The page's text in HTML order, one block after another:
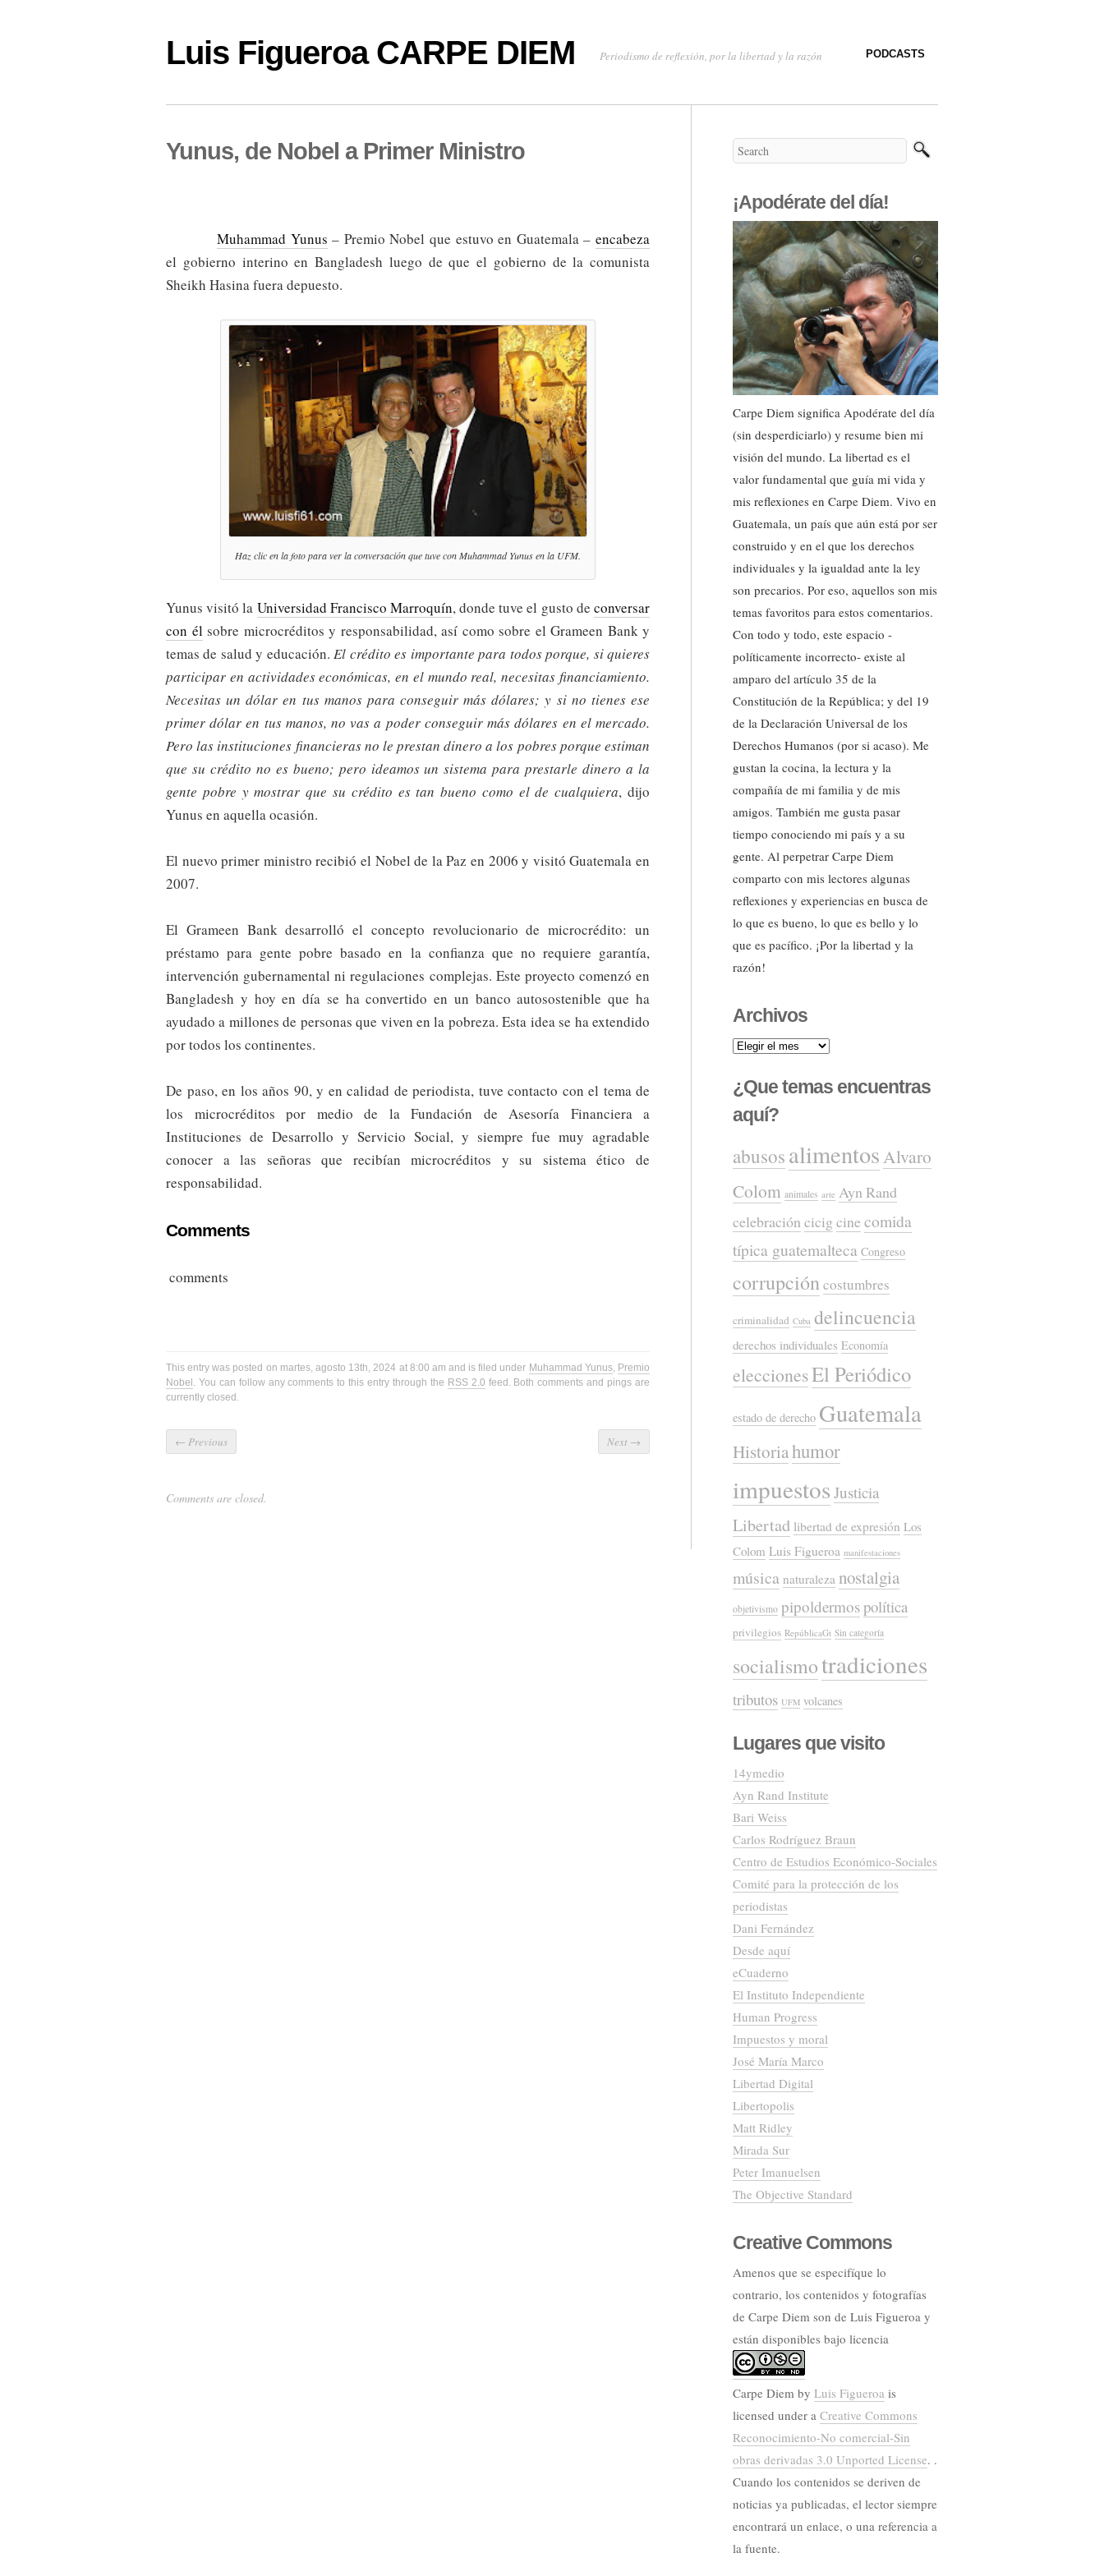
Luis Figueroa CARPE DIEM Periodismo de reflexión, por la libertad y la razón PODCASTS
Yunus, de Nobel a Primer Ministro
Muhammad Yunus – Premio Nobel que estuvo en Guatemala –encabeza
el gobierno interino en Bangladesh luego de que el gobierno de la comunista
Sheikh Hasina fuera depuesto.
Haz clic en la foto para ver la conversación que tuve con Muhammad Yunus en la UFM.
Yunus visitó la Universidad Francisco Marroquín, donde tuve el gusto deconversar
con él sobre microcréditos y responsabilidad, así como sobre el Grameen Bank y
temas de salud y educación.El crédito es importante para todos porque, si quieres
participar en actividades económicas, en el mundo real, necesitas financiamiento.
Necesitas un dólar en tus manos para conseguir más dólares; y si no tienes ese
primer dólar en tus manos, no vas a poder conseguir más dólares en el mercado.
Pero las instituciones financieras no le prestan dinero a los pobres porque estiman
que su crédito no es bueno; pero ideamos un sistema para prestarle dinero a la
gente pobre y mostrar que su crédito es tan bueno como el de cualquiera, dijo
Yunus en aquella ocasión.
El nuevo primer ministro recibió el Nobel de la Paz en 2006 y visitó Guatemala en
2007.
El Grameen Bank desarrolló el concepto revolucionario de microcrédito: un
préstamo para gente pobre basado en la confianza que no requiere garantía,
intervención gubernamental ni regulaciones complejas. Este proyecto comenzó en
Bangladesh y hoy en día se ha convertido en un banco autosostenible que ha
ayudado a millones de personas que viven en la pobreza. Esta idea se ha extendido
por todos los continentes.
De paso, en los años 90, y en calidad de periodista, tuve contacto con el tema de
los microcréditos por medio de la Fundación de Asesoría Financiera a
Instituciones de Desarrollo y Servicio Social, y siempre fue muy agradable
conocer a las señoras que recibían microcréditos y su sistema ético de
responsabilidad.
Comments
comments
This entry was posted on martes, agosto 13th, 2024 at 8:00 am and is filed under Muhammad Yunus, Premio
Nobel . You can follow any comments to this entry through the RSS 2.0 feed. Both comments and pings are
currently closed.
← Previous Next →
Comments are closed.
¡Apodérate del día!
Carpe Diem significa Apodérate del día
(sin desperdiciarlo) y resume bien mi
visión del mundo. La libertad es el
valor fundamental que guía mi vida y
mis reflexiones en Carpe Diem. Vivo en
Guatemala, un país que aún está por ser
construido y en el que los derechos
individuales y la igualdad ante la ley
son precarios. Por eso, aquellos son mis
temas favoritos para estos comentarios.
Con todo y todo, este espacio -
políticamente incorrecto- existe al
amparo del artículo 35 de la
Constitución de la República; y del 19
de la Declaración Universal de los
Derechos Humanos (por si acaso). Me
gustan la cocina, la lectura y la
compañía de mi familia y de mis
amigos. También me gusta pasar
tiempo conociendo mi país y a su
gente. Al perpetrar Carpe Diem
comparto con mis lectores algunas
reflexiones y experiencias en busca de
lo que es bueno, lo que es bello y lo
que es pacífico. ¡Por la libertad y la
razón!
Archivos
Archivos
¿Que temas encuentras
aquí?
abusos alimentosAlvaro
Colom animales arte Ayn Rand
celebración cicig cine comida
típica guatemalteca Congreso
corrupcióncostumbres
criminalidad Cuba delincuencia
derechos individuales Economía
eleccionesEl Periódico
estado de derecho Guatemala
Historiahumor
impuestos Justicia
Libertad libertad de expresión Los
Colom Luis Figueroa manifestaciones
música naturaleza nostalgia
objetivismo pipoldermospolítica
privilegios RepúblicaGt Sin categoría
socialismotradiciones
tributos UFM volcanes
Lugares que visito
14ymedio
Ayn Rand Institute
Bari Weiss
Carlos Rodríguez Braun
Centro de Estudios Económico-Sociales
Comité para la protección de los
periodistas
Dani Fernández
Desde aquí
eCuaderno
El Instituto Independiente
Human Progress
Impuestos y moral
José María Marco
Libertad Digital
Libertopolis
Matt Ridley
Mirada Sur
Peter Imanuelsen
The Objective Standard
Creative Commons
Amenos que se especifíque lo
contrario, los contenidos y fotografías
de Carpe Diem son de Luis Figueroa y
están disponibles bajo licencia
Carpe Diem by Luis Figueroa is
licensed under a Creative Commons
Reconocimiento-No comercial-Sin
obras derivadas 3.0 Unported License. .
Cuando los contenidos se deriven de
noticias ya publicadas, el lector siempre
encontrará un enlace, o una referencia a
la fuente.